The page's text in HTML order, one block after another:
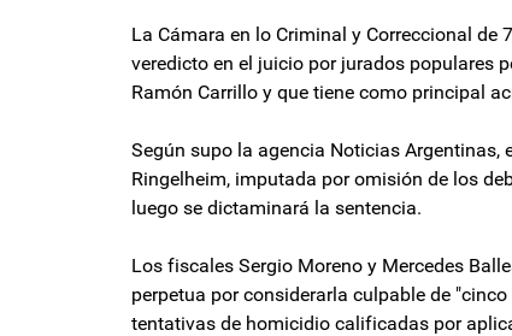
La Cámara en lo Criminal y Correccional de
veredicto en el juicio por jurados populares
Ramón Carrillo y que tiene como principal
Según supo la agencia Noticias Argentinas,
Ringelheim, imputada por omisión de los
luego se dictaminará la sentencia.
Los fiscales Sergio Moreno y Mercedes
perpetua por considerarla culpable de
tentativas de homicidio calificadas por